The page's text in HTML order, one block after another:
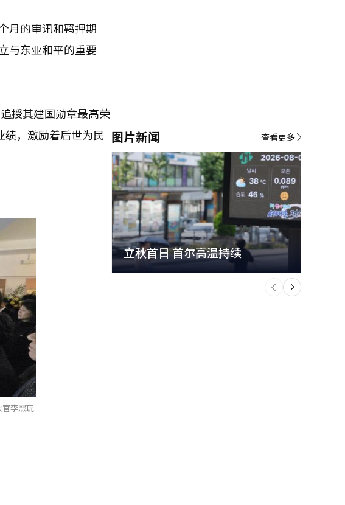
月的审讯和羁押期
与东亚和平的重要
授其建国勋章最高荣
，激励着后世为民
李熙玩
图片新闻
立秋首日 首尔高温持续
下
一
个
查看更多